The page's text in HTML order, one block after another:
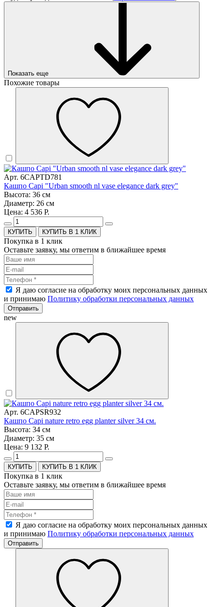
Показать еще
Похожие товары
Арт. 6CAPTD781
Кашпо Capi "Urban smooth nl vase elegance dark grey"
Высота: 36 см
Диаметр: 26 см
Цена: 4 536 Р.
КУПИТЬ В 1 КЛИК
Покупка в 1 клик
Оставьте заявку, мы ответим в ближайшее время
Я даю согласие на обработку моих персональных данных
и принимаю Политику обработки персональных данных
Отправить
new
Арт. 6CAPSR932
Кашпо Capi nature retro egg planter silver 34 см.
Высота: 34 см
Диаметр: 35 см
Цена: 9 132 Р.
КУПИТЬ В 1 КЛИК
Покупка в 1 клик
Оставьте заявку, мы ответим в ближайшее время
Я даю согласие на обработку моих персональных данных
и принимаю Политику обработки персональных данных
Отправить